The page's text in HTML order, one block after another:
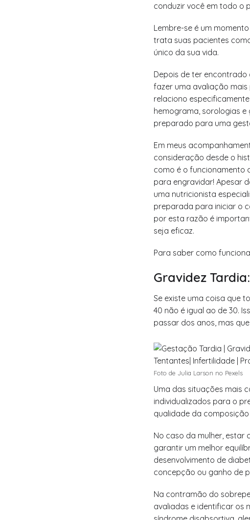
conduzir você em todo o
Lembre-se é um
trata suas pacientes
único da sua vida.
Depois de ter encontrado
fazer uma avaliação
relaciono
hemograma, sorologias e
preparado para uma
Em meus
consideração desde o
como é o funcionamento
para engravidar! Apesar
uma nutricionista
preparada para iniciar o
por esta razão é
seja eficaz.
Para saber como funciona
Gravidez
Se existe uma coisa que
40 não é igual ao de 30.
passar dos anos, mas
Foto de Julia Larson no Pexels
Uma das situações mais
individualizados para o
qualidade da
No caso da mulher,
garantir um melhor
desenvolvimento de
concepção ou ganho de
Na contramão do
avaliadas e identificar os